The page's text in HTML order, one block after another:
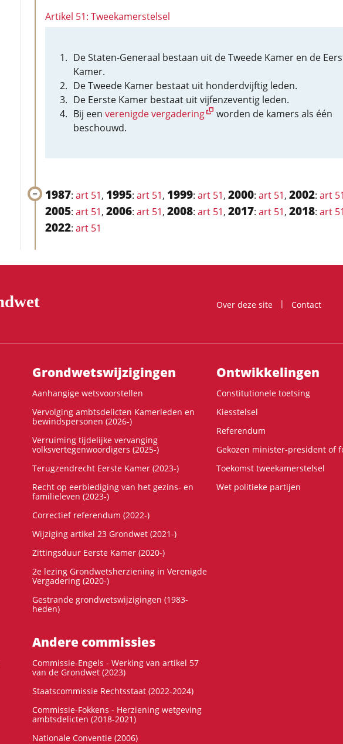
Artikel 51: Tweekamerstelsel
De Staten-Generaal bestaan uit de Tweede Kamer en de
Kamer.
De Tweede Kamer bestaat uit honderdvijftig leden.
De Eerste Kamer bestaat uit vijfenzeventig leden.
Bij een verenigde vergadering
worden de kamers als één
beschouwd.
1987: art 51, 1995: art 51, 1999: art 51, 2000: art 51, 2002: art 51
2005: art 51, 2006: art 51, 2008: art 51, 2017: art 51, 2018: art 51
2022: art 51
Over deze site
Contact
Grondwets­wijzigingen
Aanhangige wetsvoorstellen
Vervolging ambtsdelicten Kamerleden en
bewindspersonen (2026-)
Verruiming tijdelijke vervanging
volksvertegenwoordigers (2025-)
Terugzendrecht Eerste Kamer (2023-)
Recht op eerbiediging van het gezins- en
familieleven (2023-)
Correctief referendum (2022-)
Wijziging artikel 23 Grondwet (2021-)
Zittingsduur Eerste Kamer (2020-)
2e lezing Grondwetsherziening in Verenigde
Vergadering (2020-)
Gestrande grondwetswijzigingen (1983-
heden)
Ontwikke­lingen
Constitutionele toetsing
Kiesstelsel
Referendum
Gekozen minister-president of
Toekomst tweekamerstelsel
Wet politieke partijen
Andere commissies
Commissie-Engels - Werking van artikel 57
van de Grondwet (2023)
Staatscommissie Rechtsstaat (2022-2024)
Commissie-Fokkens - Herziening wetgeving
ambtsdelicten (2018-2021)
Nationale Conventie (2006)